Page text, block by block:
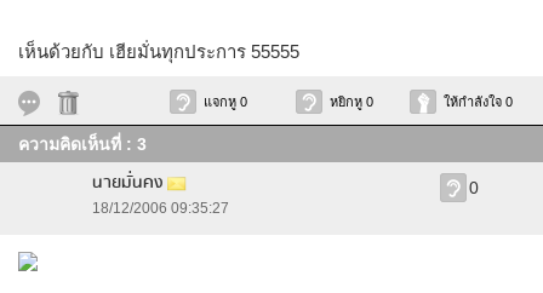
เห็นด้วยกับ เฮียมั่นทุกประการ 55555
แจกหู 0 หยิกหู 0 ให้กำลังใจ 0
ความคิดเห็นที่ : 3
นายมั่นคง
18/12/2006 09:35:27
0